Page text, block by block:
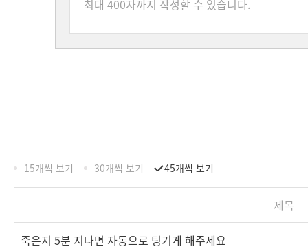
15개씩 보기 30개씩 보기 45개씩 보기
제목
죽은지 5분 지나면 자동으로 팅기게 해주세요